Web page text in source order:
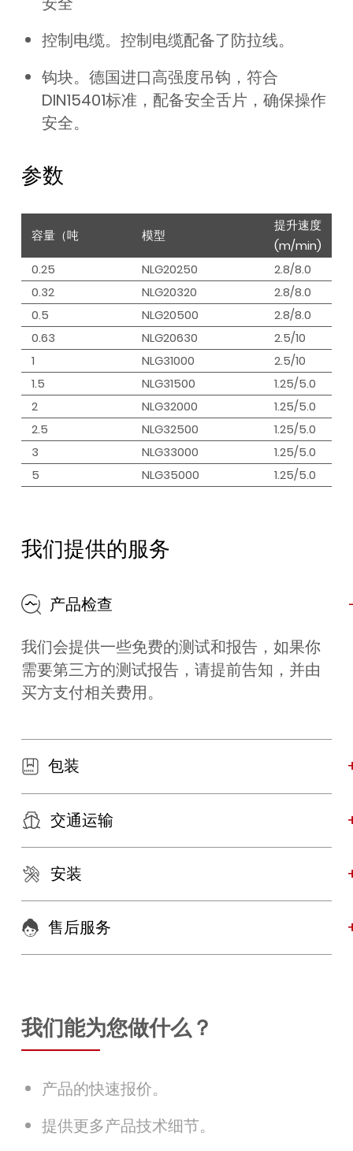
控制电缆。控制电缆配备了防拉线。
钩块。德国进口高强度吊钩，符合
DIN15401标准，配备安全舌片，确保操作
安全。
参数
容量（吨 模型
提升速度
(m/min)
0.25
NLG20250
2.8/8.0
0.32
NLG20320
2.8/8.0
0.5
NLG20500
2.8/8.0
0.63
NLG20630
2.5/10
1
NLG31000
2.5/10
1.5
NLG31500
1.25/5.0
2
NLG32000
1.25/5.0
2.5
NLG32500
1.25/5.0
3
NLG33000
1.25/5.0
5
NLG35000 1.25/5.0
我们提供的服务
产品检查
我们会提供一些免费的测试和报告，如果你
需要第三方的测试报告，请提前告知，并由
买方支付相关费用。
包装
交通运输
安装
售后服务
我们能为您做什么？
产品的快速报价。
提供更多产品技术细节。